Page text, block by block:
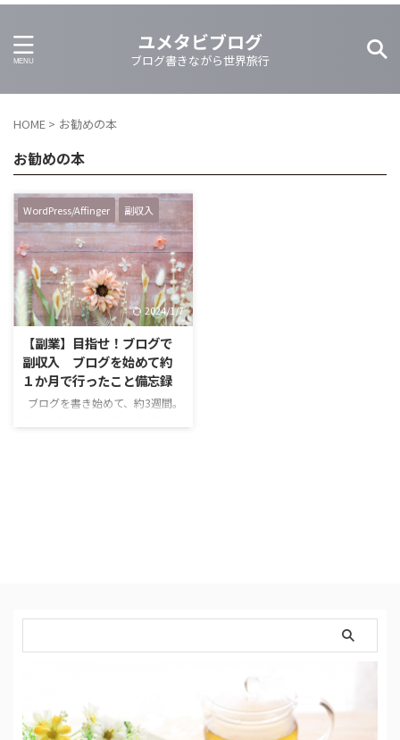
ユメタビブログ
ブログ書きながら世界旅行
HOME > お勧めの本
お勧めの本
WordPress/Affinger 副収入
2024/1/7
【副業】目指せ！ブログで
副収入 ブログを始めて約
１か月で行ったこと備忘録
ブログを書き始めて、約3週間。
た。 コメントでのやり取りも多
でもご飯行く子も出来た。 ブロ